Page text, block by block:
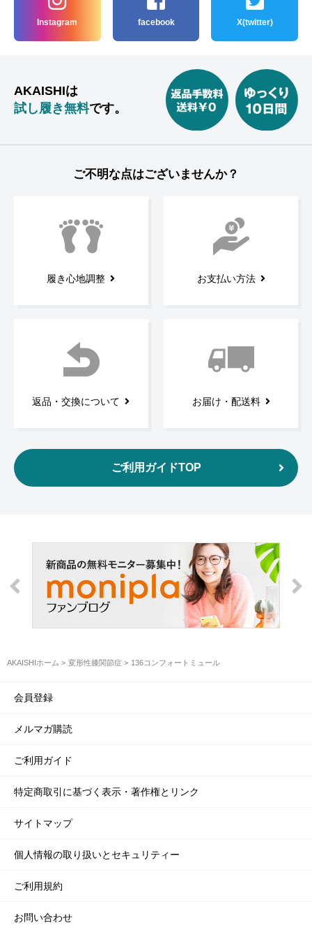
Instagram facebook X(twitter)
AKAISHIは
試し履き無料です。
ご不明な点はございませんか？
履き心地調整 お支払い方法
返品・交換について お届け・配送料
ご利用ガイドTOP
AKAISHIホーム 変形性膝関節症 136コンフォートミュール
会員登録
メルマガ購読
ご利用ガイド
特定商取引に基づく表示・著作権とリンク
サイトマップ
個人情報の取り扱いとセキュリティー
ご利用規約
お問い合わせ